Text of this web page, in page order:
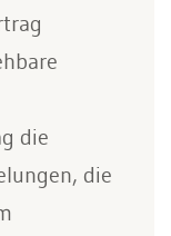
die
die